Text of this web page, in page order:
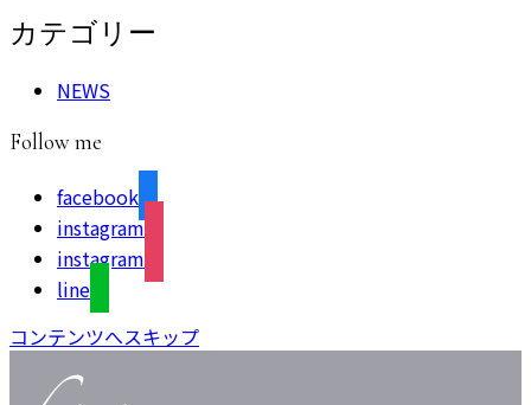
カテゴリー
NEWS
Follow me
facebook
instagram
instagram
line
コンテンツへスキップ